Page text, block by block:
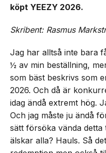
köpt YEEZY 2026.
Skribent: Rasmus
Jag har alltså inte bara
½ av min beställning,
som bäst beskrivs som
2026. Och då är
idag ändå extremt hög.
Och jag måste ju ändå
sätt försöka vända detta
älskar alla? Hauls. Så